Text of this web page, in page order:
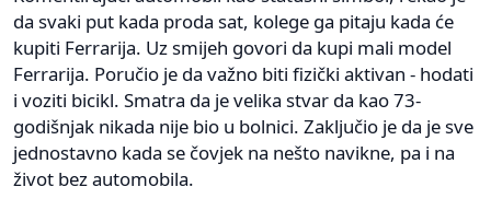
da svaki put kada proda sat, kolege ga pitaju kada će
kupiti Ferrarija. Uz smijeh govori da kupi mali model
Ferrarija. Poručio je da važno biti fizički aktivan - hodati
i voziti bicikl. Smatra da je velika stvar da kao 73-
godišnjak nikada nije bio u bolnici. Zaključio je da je sve
jednostavno kada se čovjek na nešto navikne, pa i na
život bez automobila.